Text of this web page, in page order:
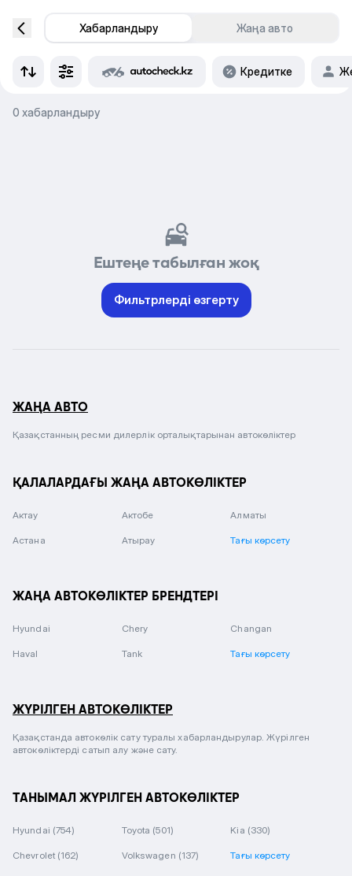
Хабарландыру Жаңа авто
Кредитке
0 хабарландыру
Ештеңе табылған жоқ
Фильтрлерді өзгерту
ЖАҢА АВТО
Қазақстанның ресми дилерлік орталықтарынан автокөліктер
ҚАЛАЛАРДАҒЫ ЖАҢА АВТОКӨЛІКТЕР
Актау Актобе Алматы
Астана Атырау Тағы көрсету
ЖАҢА АВТОКӨЛІКТЕР БРЕНДТЕРІ
Hyundai Chery Changan
Haval Tank Тағы көрсету
ЖҮРІЛГЕН АВТОКӨЛІКТЕР
Қазақстанда автокөлік сату туралы хабарландырулар. Жүрілген
автокөліктерді сатып алу және сату.
ТАНЫМАЛ ЖҮРІЛГЕН АВТОКӨЛІКТЕР
Hyundai (754) Toyota (501) Kia (330)
Chevrolet (162) Volkswagen (137) Тағы көрсету